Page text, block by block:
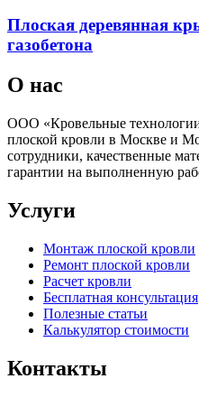
Плоская деревянная
газобетона
О нас
ООО «Кровельные
плоской кровли в Москве и
сотрудники, качественные
гарантии на выполненную
Услуги
Монтаж плоской кровли
Ремонт плоской кровли
Расчет кровли
Бесплатная консультация
Полезные статьи
Калькулятор стоимости
Контакты